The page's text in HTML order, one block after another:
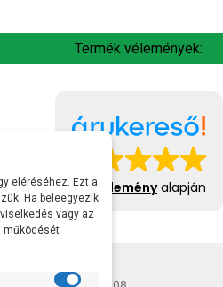
Termék vélemények:
413 véleményalapján
Gábor
eléréséhez. Ezt a
Ha beleegyezik
vagy az
működését